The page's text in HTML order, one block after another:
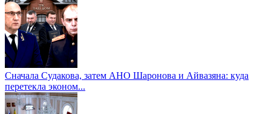
Сначала Судакова, затем АНО Шаронова и Айвазяна: куда
перетекла эконом...